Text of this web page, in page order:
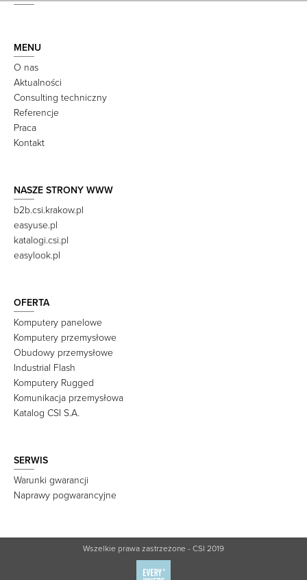
MENU
O nas
Aktualności
Consulting techniczny
Referencje
Praca
Kontakt
NASZE STRONY WWW
b2b.csi.krakow.pl
easyuse.pl
katalogi.csi.pl
easylook.pl
OFERTA
Komputery panelowe
Komputery przemysłowe
Obudowy przemysłowe
Industrial Flash
Komputery Rugged
Komunikacja przemysłowa
Katalog CSI S.A.
SERWIS
Warunki gwarancji
Naprawy pogwarancyjne
Wszelkie prawa zastrzeżone - CSI 2019